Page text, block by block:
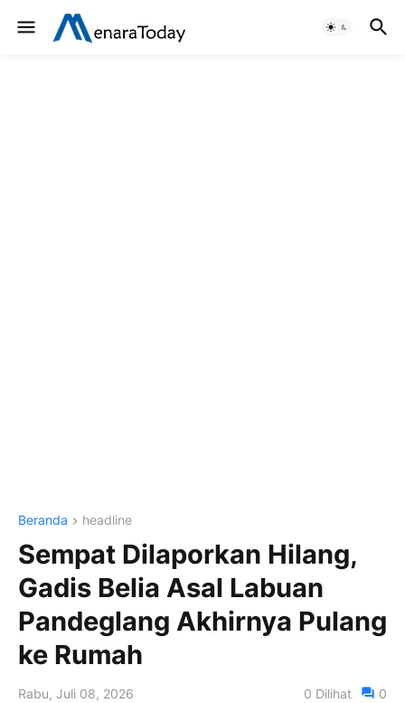
Beranda headline
Sempat Dilaporkan Hilang,
Gadis Belia Asal Labuan
Pandeglang Akhirnya Pulang
ke Rumah
Rabu, Juli 08, 2026 0 Dilihat 0